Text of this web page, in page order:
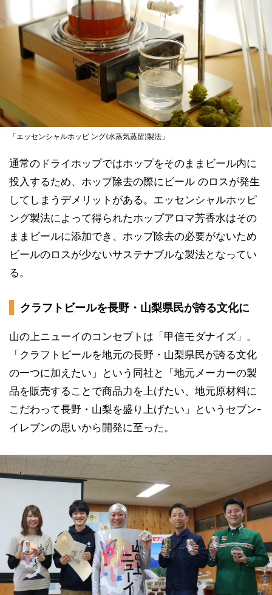
「エッセンシャルホッピ ング(水蒸気蒸留)製法」
通常のドライホップではホップをそのままビール内に
投入するため、ホップ除去の際にビール のロスが発生
してしまうデメリットがある。エッセンシャルホッピ
ング製法によって得られたホップアロマ芳香水はその
ままビールに添加でき、ホップ除去の必要がないため
ビールのロスが少ないサステナブルな製法となってい
る。
クラフトビールを長野・山梨県民が誇る文化に
山の上ニューイのコンセプトは「甲信モダナイズ」。
「クラフトビールを地元の長野・山梨県民が誇る文化
の一つに加えたい」という同社と「地元メーカーの製
品を販売することで商品力を上げたい、地元原材料に
こだわって長野・山梨を盛り上げたい」というセブン-
イレブンの思いから開発に至った。